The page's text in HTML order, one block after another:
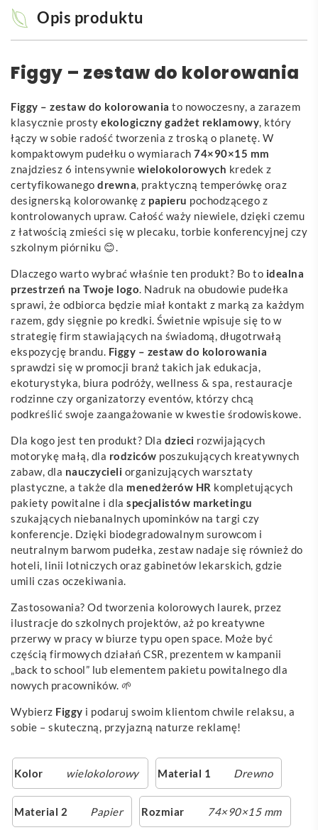
Opis produktu
Figgy – zestaw do kolorowania
Figgy – zestaw do kolorowania to nowoczesny, a zarazem
klasycznie prosty ekologiczny gadżet reklamowy, który
łączy w sobie radość tworzenia z troską o planetę. W
kompaktowym pudełku o wymiarach 74×90×15 mm
znajdziesz 6 intensywnie wielokolorowych kredek z
certyfikowanego drewna, praktyczną temperówkę oraz
designerską kolorowankę z papieru pochodzącego z
kontrolowanych upraw. Całość waży niewiele, dzięki czemu
z łatwością zmieści się w plecaku, torbie konferencyjnej czy
szkolnym piórniku 😊.
Dlaczego warto wybrać właśnie ten produkt? Bo to idealna
przestrzeń na Twoje logo. Nadruk na obudowie pudełka
sprawi, że odbiorca będzie miał kontakt z marką za każdym
razem, gdy sięgnie po kredki. Świetnie wpisuje się to w
strategię firm stawiających na świadomą, długotrwałą
ekspozycję brandu. Figgy – zestaw do kolorowania
sprawdzi się w promocji branż takich jak edukacja,
ekoturystyka, biura podróży, wellness & spa, restauracje
rodzinne czy organizatorzy eventów, którzy chcą
podkreślić swoje zaangażowanie w kwestie środowiskowe.
Dla kogo jest ten produkt? Dla dzieci rozwijających
motorykę małą, dla rodziców poszukujących kreatywnych
zabaw, dla nauczycieli organizujących warsztaty
plastyczne, a także dla menedżerów HR kompletujących
pakiety powitalne i dla specjalistów marketingu
szukających niebanalnych upominków na targi czy
konferencje. Dzięki biodegradowalnym surowcom i
neutralnym barwom pudełka, zestaw nadaje się również do
hoteli, linii lotniczych oraz gabinetów lekarskich, gdzie
umili czas oczekiwania.
Zastosowania? Od tworzenia kolorowych laurek, przez
ilustracje do szkolnych projektów, aż po kreatywne
przerwy w pracy w biurze typu open space. Może być
częścią firmowych działań CSR, prezentem w kampanii
„back to school” lub elementem pakietu powitalnego dla
nowych pracowników. 🌱
Wybierz Figgy i podaruj swoim klientom chwile relaksu, a
sobie – skuteczną, przyjazną naturze reklamę!
Kolor wielokolorowy Material 1 Drewno
Material 2 Papier Rozmiar 74×90×15 mm